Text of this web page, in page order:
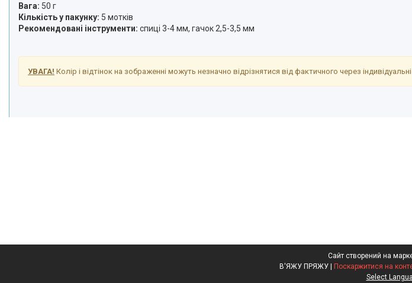
Вага: 50 г
Кількість у пакунку: 5 мотків
Рекомендовані інструменти: спиці 3-4 мм, гачок 2,5-3,5 мм
УВАГА! Колір і відтінок на зображенні можуть незначно відрізнятися від фактичного через
Сайт створений на
В'ЯЖУ ПРЯЖУ | Поскаржитися на
Select